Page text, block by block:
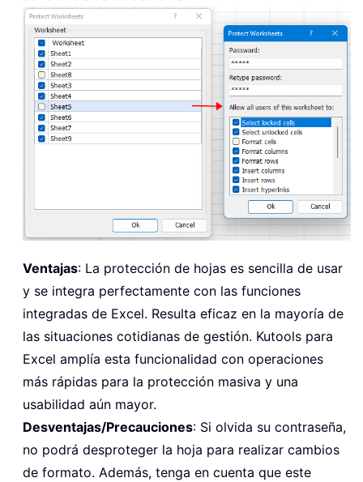
Ventajas: La protección de hojas es sencilla de usar
y se integra perfectamente con las funciones
integradas de Excel. Resulta eficaz en la mayoría de
las situaciones cotidianas de gestión. Kutools para
Excel amplía esta funcionalidad con operaciones
más rápidas para la protección masiva y una
usabilidad aún mayor.
Desventajas/Precauciones: Si olvida su contraseña,
no podrá desproteger la hoja para realizar cambios
de formato. Además, tenga en cuenta que este